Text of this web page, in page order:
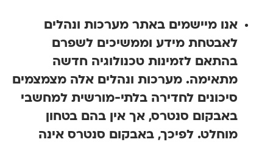
אנו מיישמים באתר מערכות ונהלים
לאבטחת מידע וממשיכים לשפרם
בהתאם לזמינות טכנולוגיה חדשה
מתאימה. מערכות ונהלים אלה מצמצמים
סיכונים לחדירה בלתי-מורשית למחשבי
באבקום סנטרס, אך אין בהם בטחון
מוחלט. לפיכך, באבקום סנטרס אינה